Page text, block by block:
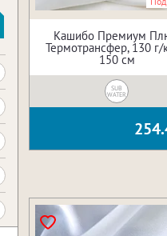
Кашибо Премиум
Термотрансфер, 130 г/
150 см
SUB
WATER